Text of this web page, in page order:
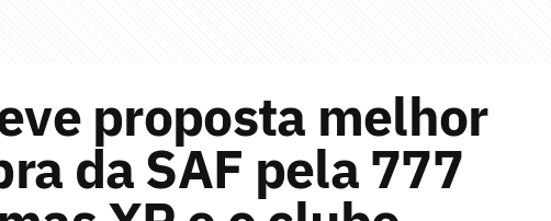
proposta melhor
da SAF pela 777